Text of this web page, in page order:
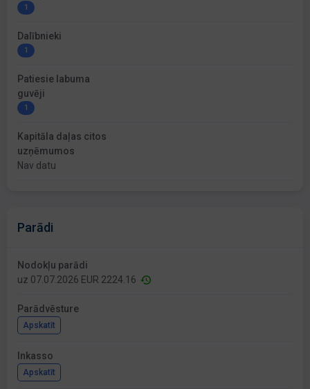
1
Dalībnieki
1
Patiesie labuma
guvēji
1
Kapitāla daļas citos
uzņēmumos
Nav datu
Parādi
Nodokļu parādi
uz 07.07.2026 EUR 2224.16
Parādvēsture
Apskatīt
Inkasso
Apskatīt